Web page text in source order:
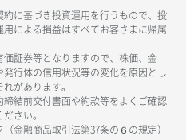
約に基づき投資運用を行うもので、投
による損益はすべてお客さまに帰属
価証券等となりますので、株価、金
行体の信用状況等の変化を原因とし
があります。
締結前交付書面や約款等をよくご確認
さい。
金融商品取引法第37条の６の規定）